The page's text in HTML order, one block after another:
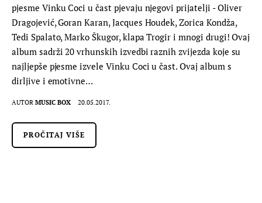
pjesme Vinku Coci u čast pjevaju njegovi prijatelji - Oliver
Dragojević, Goran Karan, Jacques Houdek, Zorica Kondža,
Tedi Spalato, Marko Škugor, klapa Trogir i mnogi drugi! Ovaj
album sadrži 20 vrhunskih izvedbi raznih zvijezda koje su
najljepše pjesme izvele Vinku Coci u čast. Ovaj album s
dirljive i emotivne…
AUTOR MUSIC BOX 20.05.2017.
PROČITAJ VIŠE